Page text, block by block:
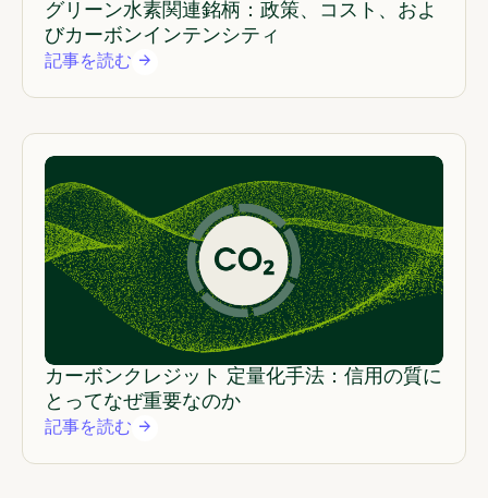
グリーン水素関連銘柄：政策、コスト、およ
びカーボンインテンシティ
記事を読む
カーボンクレジット 定量化手法：信用の質に
とってなぜ重要なのか
記事を読む